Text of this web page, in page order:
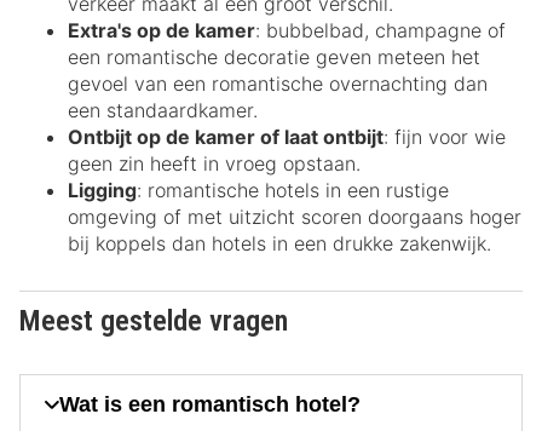
Extra's op de kamer: bubbelbad, champagne of
een romantische decoratie geven meteen het
gevoel van een romantische overnachting dan
een standaardkamer.
Ontbijt op de kamer of laat ontbijt: fijn voor wie
geen zin heeft in vroeg opstaan.
Ligging: romantische hotels in een rustige
omgeving of met uitzicht scoren doorgaans hoger
bij koppels dan hotels in een drukke zakenwijk.
Meest gestelde vragen
Wat is een romantisch hotel?